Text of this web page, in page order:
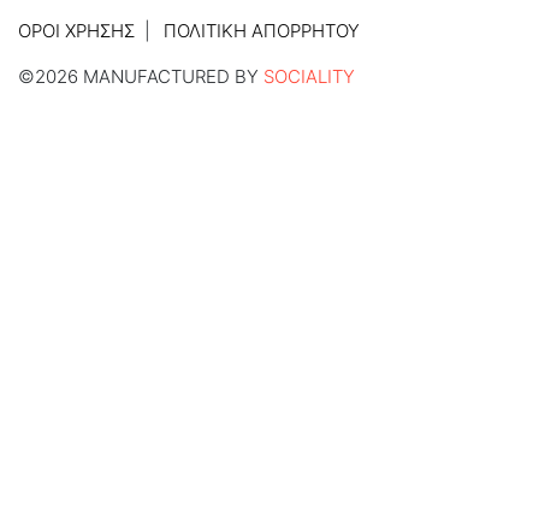
ΌΡΟΙ ΧΡΉΣΗΣ
ΠΟΛΙΤΙΚΉ ΑΠΟΡΡΉΤΟΥ
©2026 MANUFACTURED BY SOCIALITY